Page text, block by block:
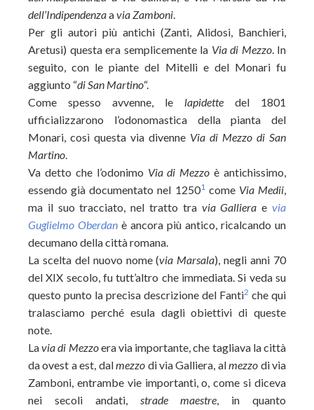
dell’Indipendenzaavia Zamboni.
Per gli autori più antichi (Zanti, Alidosi, Banchieri,
Aretusi) questa era semplicemente la Via di Mezzo. In
seguito, con le piante del Mitelli e del Monari fu
aggiunto “di San Martino“.
Come spesso avvenne, le lapidette del 1801
ufficializzarono l’odonomastica della pianta del
Monari, così questa via divenne Via di Mezzo di San
Martino.
Va detto che l’odonimo Via di Mezzo è antichissimo,
essendo già documentato nel 12501come Via Medii,
ma il suo tracciato, nel tratto tra via Galliera evia
Guglielmo Oberdan è ancora più antico, ricalcando un
decumano della città romana.
La scelta del nuovo nome (via Marsala), negli anni 70
del XIX secolo, fu tutt’altro che immediata. Si veda su
questo punto la precisa descrizione del Fanti2 che qui
tralasciamo perché esula dagli obiettivi di queste
note.
Lavia di Mezzoera via importante, che tagliava la città
da ovest a est, dalmezzo di via Galliera, almezzo di via
Zamboni, entrambe vie importanti, o, come si diceva
nei secoli andati, strade maestre, in quanto